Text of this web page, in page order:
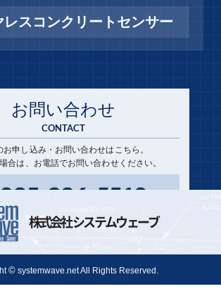
レスコンクリートセンサー
お問い合わせ
CONTACT
お申し込み・お問い合わせはこちら。
合は、お電話でお問い合わせください。
お問い合わせフォーム 
株式会社 システムウェーブ
©systemwave.net All Rights Reserved.